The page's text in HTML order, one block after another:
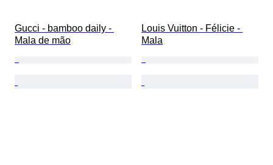
Gucci - bamboo daily -
Mala de mão
Louis Vuitton - Félicie -
Mala